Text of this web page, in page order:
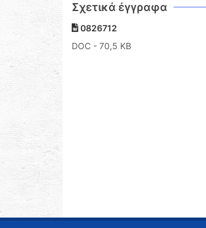
Σχετικά έγγραφα
0826712
DOC - 70,5 KB